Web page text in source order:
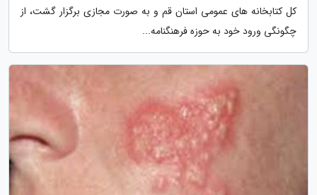
کل کتابخانه های عمومی استان قم و به صورت مجازی برگزار گشت، از
چگونگی ورود خود به حوزه فرهنگنامه...